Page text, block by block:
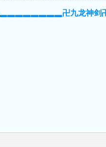
》:▂▂▂▂▂▂▂▂卍九龙神